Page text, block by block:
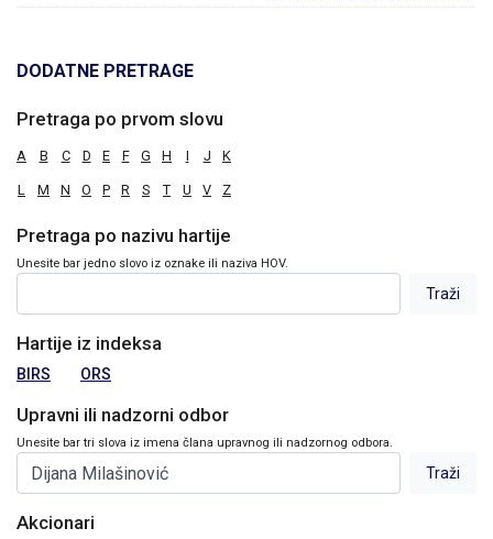
DODATNE PRETRAGE
Pretraga po prvom slovu
A B C D E F G H I J K
L M N O P R S T U V Z
Pretraga po nazivu hartije
Unesite bar jedno slovo iz oznake ili naziva HOV.
Hartije iz indeksa
BIRS ORS
Upravni ili nadzorni odbor
Unesite bar tri slova iz imena člana upravnog ili nadzornog odbora.
Akcionari